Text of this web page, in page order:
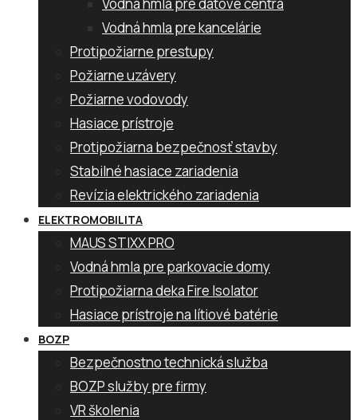
Vodná hmla pre kancelárie
Protipožiarne prestupy
Požiarne uzávery
Požiarne vodovody
Hasiace prístroje
Protipožiarna bezpečnosť stavby
Stabilné hasiace zariadenia
Revízia elektrického zariadenia
ELEKTROMOBILITA
MAUS STIXX PRO
Vodná hmla pre parkovacie domy
Protipožiarna deka Fire Isolator
Hasiace prístroje na lítiové batérie
BOZP
Bezpečnostno technická služba
BOZP služby pre firmy
VR školenia